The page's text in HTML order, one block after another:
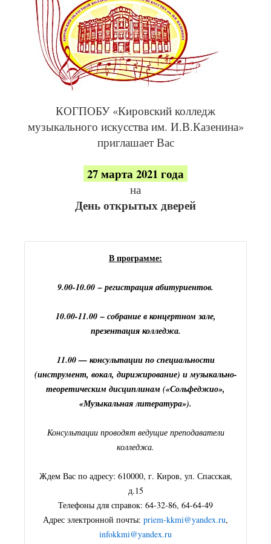
КОГПОБУ «Кировский колледж
музыкального искусства им. И.В.Казенина»
приглашает Вас
27 марта 2021 года
на
День открытых дверей
В программе:
9.00-10.00 – регистрация абитуриентов.
10.00-11.00 – собрание в концертном зале,
презентация колледжа.
11.00— консультации по специальности
(инструмент, вокал, дирижирование) и музыкально-
теоретическим дисциплинам («Сольфеджио»,
«Музыкальная литература»).
Консультации проводят ведущие преподаватели
колледжа.
Ждем Вас по адресу: 610000, г. Киров, ул. Спасская,
д.15
Телефоны для справок: 64-32-86, 64-64-49
Адрес электронной почты: priem-kkmi@yandex.ru,
infokkmi@yandex.ru